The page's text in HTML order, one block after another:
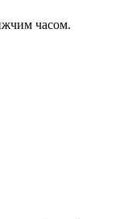
часом.